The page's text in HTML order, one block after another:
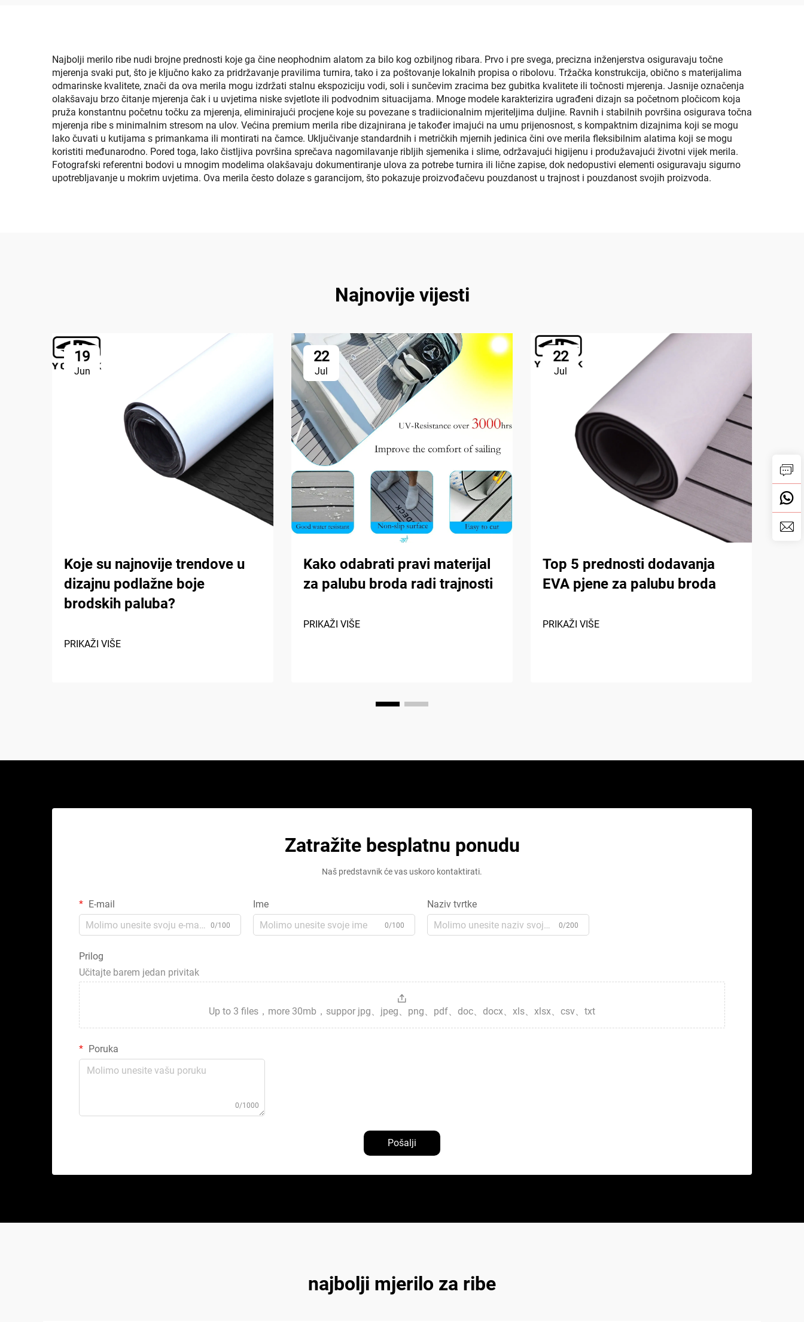
Plivanje, Upalni Pad,
Podloga za RV
Najbolji merilo ribe nudi brojne prednosti koje ga čine neophodnim alatom za bilo kog ozbiljnog ribara. Prvo i pre svega, precizna inženjerstva osiguravaju točne
mjerenja svaki put, što je ključno kako za pridržavanje pravilima turnira, tako i za poštovanje lokalnih propisa o ribolovu. Tržačka konstrukcija, obično s materijalima
odmarinske kvalitete, znači da ova merila mogu izdržati stalnu ekspoziciju vodi, soli i sunčevim zracima bez gubitka kvalitete ili točnosti mjerenja. Jasnije označenja
olakšavaju brzo čitanje mjerenja čak i u uvjetima niske svjetlote ili podvodnim situacijama. Mnoge modele karakterizira ugrađeni dizajn sa početnom pločicom koja
pruža konstantnu početnu točku za mjerenja, eliminirajući procjene koje su povezane s tradiicionalnim mjeriteljima duljine. Ravnih i stabilnih površina osigurava točna
mjerenja ribe s minimalnim stresom na ulov. Većina premium merila ribe dizajnirana je također imajući na umu prijenosnost, s kompaktnim dizajnima koji se mogu
lako čuvati u kutijama s primankama ili montirati na čamce. Uključivanje standardnih i metričkih mjernih jedinica čini ove merila fleksibilnim alatima koji se mogu
koristiti međunarodno. Pored toga, lako čistljiva površina sprečava nagomilavanje ribljih sjemenika i slime, održavajući higijenu i produžavajući životni vijek merila.
Fotografski referentni bodovi u mnogim modelima olakšavaju dokumentiranje ulova za potrebe turnira ili lične zapise, dok nedopustivi elementi osiguravaju sigurno
upotrebljavanje u mokrim uvjetima. Ova merila često dolaze s garancijom, što pokazuje proizvođačevu pouzdanost u trajnost i pouzdanost svojih proizvoda.
Najnovije vijesti
19
Jun
Koje su najnovije trendove u
dizajnu podlažne boje
brodskih paluba?
PRIKAŽI VIŠE
22
Jul
Kako odabrati pravi materijal
za palubu broda radi trajnosti
PRIKAŽI VIŠE
22
Jul
Top 5 prednosti dodavanja
EVA pjene za palubu broda
PRIKAŽI VIŠE
Zatražite besplatnu ponudu
Naš predstavnik će vas uskoro kontaktirati.
E-mail
0/100
Ime
0/100
Naziv tvrtke
0/200
Prilog
Učitajte barem jedan privitak
Up to 3 files，more 30mb，suppor jpg、jpeg、png、pdf、doc、docx、xls、xlsx、csv、txt
Poruka
0/1000
Pošalji
najbolji mjerilo za ribe